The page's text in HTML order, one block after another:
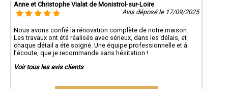
Anne et Christophe Vialat de Monistrol-sur-Loire
Avis déposé le 17/09/2025
Nous avons confié la rénovation complète de notre maison.
Les travaux ont été réalisés avec sérieux, dans les délais, et
chaque détail a été soigné. Une équipe professionnelle et à
l’écoute, que je recommande sans hésitation !
Voir tous les avis clients